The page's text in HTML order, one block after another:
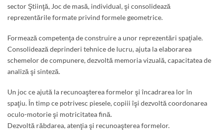
sector Ştiinţă, Joc de masă, individual, şi consolidează
reprezentările formate privind formele geometrice.
Formează competenţa de construire a unor reprezentări spaţiale.
Consolidează deprinderi tehnice de lucru, ajuta la elaborarea
schemelor de compunere, dezvoltă memoria vizuală, capacitatea de
analiză şi sinteză.
Un joc ce ajută la recunoaşterea formelor şi încadrarea lor în
spaţiu. În timp ce potrivesc piesele, copiii îşi dezvoltă coordonarea
oculo-motorie şi motricitatea fină.
Dezvoltă răbdarea, atenţia şi recunoaşterea formelor.